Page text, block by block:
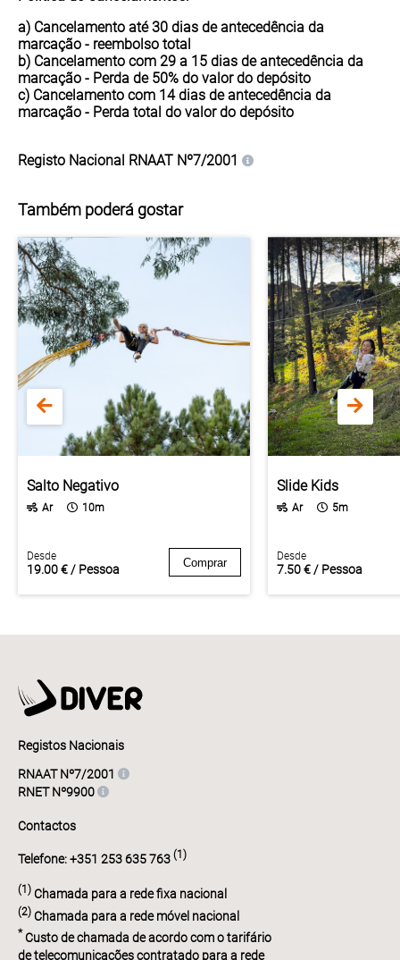
a) Cancelamento até 30 dias de antecedência da
marcação - reembolso total
b) Cancelamento com 29 a 15 dias de antecedência da
marcação - Perda de 50% do valor do depósito
c) Cancelamento com 14 dias de antecedência da
marcação - Perda total do valor do depósito
Registo Nacional RNAAT Nº7/2001
Também poderá gostar
Salto Negativo
Ar 10m
Desde
19.00 € / Pessoa Comprar
Slide Kids
Ar 5m
Desde
7.50 € / Pessoa
Registos Nacionais
RNAAT Nº7/2001
RNET Nº9900
Contactos
Telefone: +351 253 635 763 (1)
(1) Chamada para a rede fixa nacional
(2) Chamada para a rede móvel nacional
* Custo de chamada de acordo com o tarifário
de telecomunicações contratado para a rede